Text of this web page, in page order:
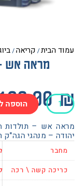
/קריאה/ ביוגרפיה/
מראה אש –
הוספה לסל
אש – תולדות הגה"ק
– מנהגי הגה"ק רבי
הרב
קשה \ רכה
קשה